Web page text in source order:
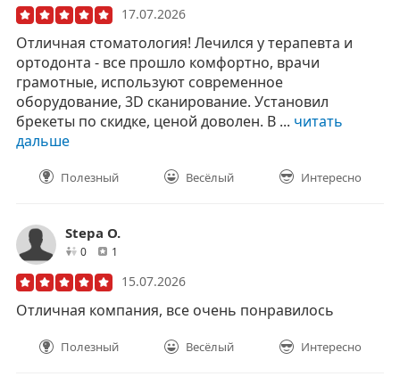
17.07.2026
Отличная стоматология! Лечился у терапевта и
ортодонта - все прошло комфортно, врачи
грамотные, используют современное
оборудование, 3D сканирование. Установил
брекеты по скидке, ценой доволен. В ... читать
дальше
Полезный Весёлый Интересно
Stepa O.
0друзей1
15.07.2026
Отличная компания, все очень понравилось
Полезный Весёлый Интересно